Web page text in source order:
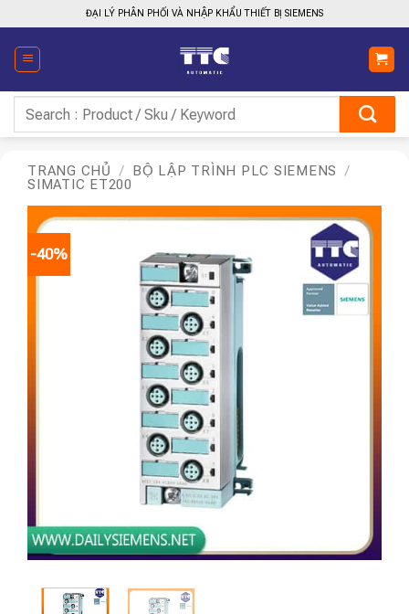
qua
nội
dung
ĐẠI LÝ PHÂN PHỐI VÀ NHẬP KHẨU THIẾT BỊ SIEMENS
kiếm:
TRANG CHỦ / BỘ LẬP TRÌNH PLC SIEMENS
/
SIMATIC ET200
-40%